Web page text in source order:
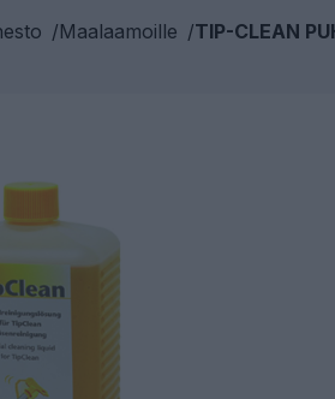
/Maalaamoille /TIP-CLEAN